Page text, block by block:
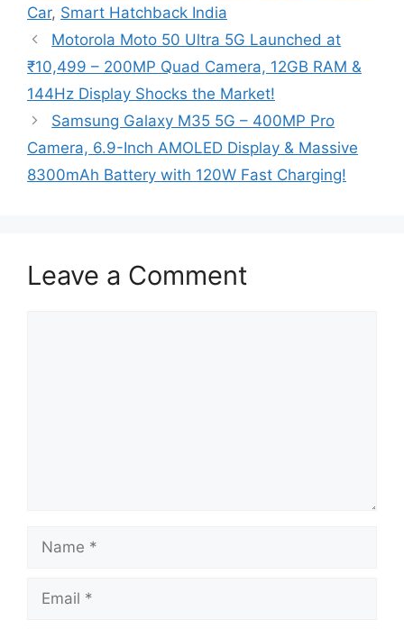
Car, Smart Hatchback India
Motorola Moto 50 Ultra 5G Launched at
₹10,499 – 200MP Quad Camera, 12GB RAM &
144Hz Display Shocks the Market!
Samsung Galaxy M35 5G – 400MP Pro
Camera, 6.9-Inch AMOLED Display & Massive
8300mAh Battery with 120W Fast Charging!
Leave a Comment
Name
Email